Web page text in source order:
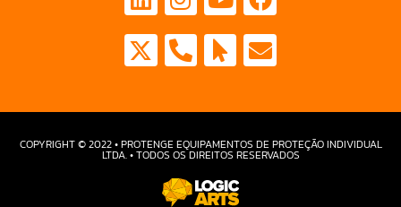
COPYRIGHT © 2022 • PROTENGE EQUIPAMENTOS DE PROTEÇÃO INDIVIDUAL
LTDA. • TODOS OS DIREITOS RESERVADOS